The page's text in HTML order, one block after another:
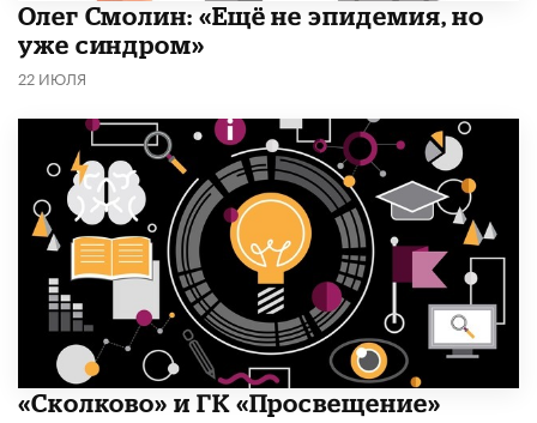
​Олег Смолин: «Ещё не эпидемия, но
уже синдром»
22 ИЮЛЯ
«Сколково» и ГК «Просвещение»